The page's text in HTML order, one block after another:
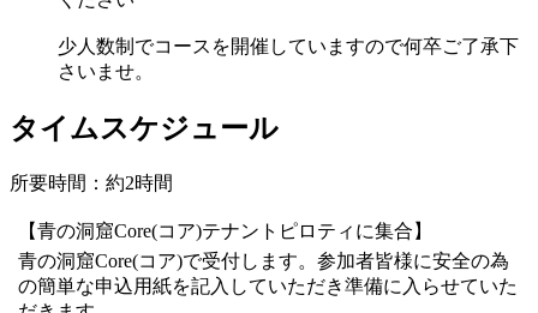
少人数制でコースを開催していますので何卒ご了承下
さいませ。
タイムスケジュール
所要時間：約2時間
【青の洞窟Core(コア)テナントピロティに集合】
青の洞窟Core(コア)で受付します。参加者皆様に安全の為
の簡単な申込用紙を記入していただき準備に入らせていた